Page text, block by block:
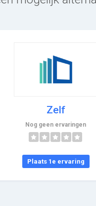
Zelf
Nog geen ervaringen
Plaats 1e ervaring